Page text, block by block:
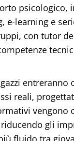
psicologico,
e-learning e
con tutor
reali,
vengono
gli
fluido tra